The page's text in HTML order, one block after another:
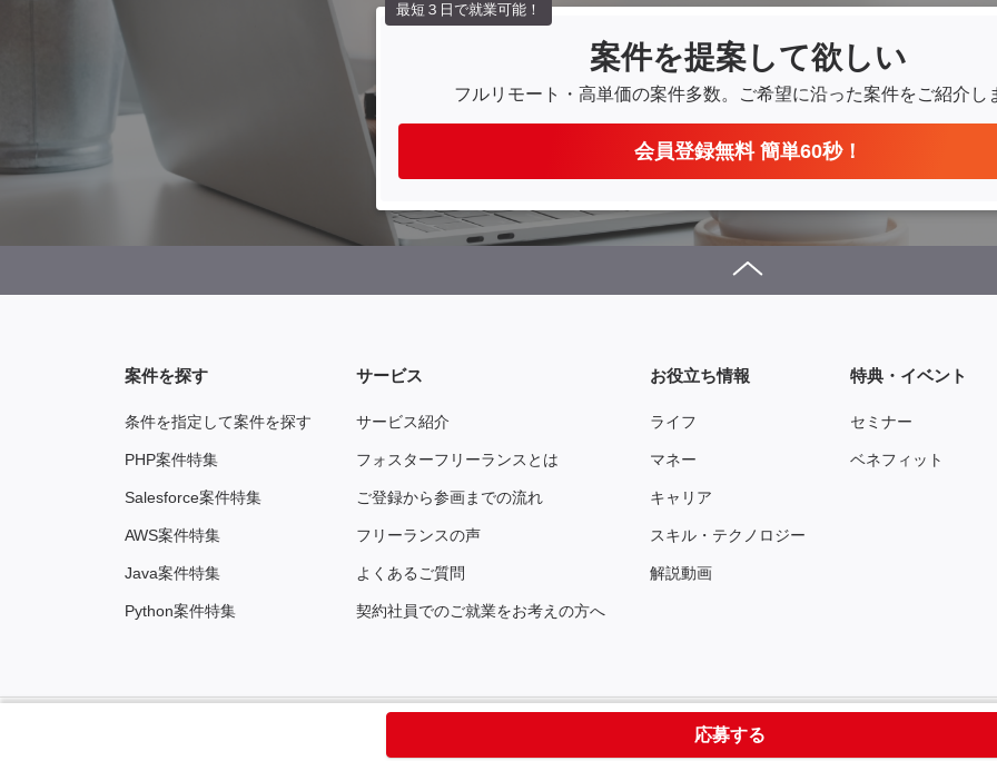
応募する
案件を提案して欲しい
フルリモート・高単価の案件多数。 ご希望に沿った案件をご紹介し
会員登録無料 簡単60秒！
最短３日で就業可能！
案件を探す
条件を指定して案件を探す
PHP案件特集
Salesforce案件特集
AWS案件特集
Java案件特集
Python案件特集
サービス
サービス紹介
フォスターフリーランスとは
ご登録から参画までの流れ
フリーランスの声
よくあるご質問
契約社員でのご就業をお考えの方へ
お役立ち情報
ライフ
マネー
キャリア
スキル・テクノロジー
解説動画
特典・イベント
セミナー
ベネフィット
お問い合わせ 利用規約